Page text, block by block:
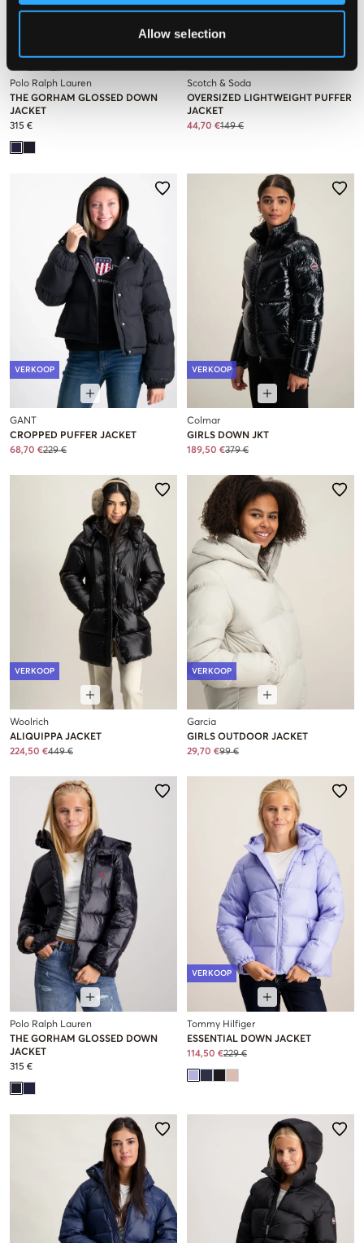
Allow selection
Polo Ralph Lauren
THE GORHAM GLOSSED DOWN
JACKET
315 €
VERKOOP
Scotch & Soda
OVERSIZED LIGHTWEIGHT PUFFER
JACKET
44,70 €149 €
VERKOOP
GANT
CROPPED PUFFER JACKET
68,70 €229 €
VERKOOP
Colmar
GIRLS DOWN JKT
189,50 €379 €
VERKOOP
Woolrich
ALIQUIPPA JACKET
224,50 €449 €
VERKOOP
Garcia
GIRLS OUTDOOR JACKET
29,70 €99 €
Polo Ralph Lauren
THE GORHAM GLOSSED DOWN
JACKET
315 €
VERKOOP
Tommy Hilfiger
ESSENTIAL DOWN JACKET
114,50 €229 €